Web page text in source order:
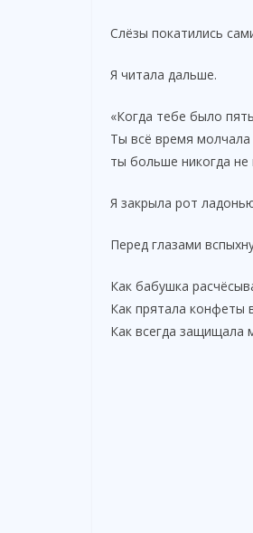
Слёзы покатились
Я читала дальше.
«Когда тебе было
Ты всё время
ты больше никогда
Я закрыла рот
Перед глазами
Как бабушка
Как прятала конфеты
Как всегда защищала